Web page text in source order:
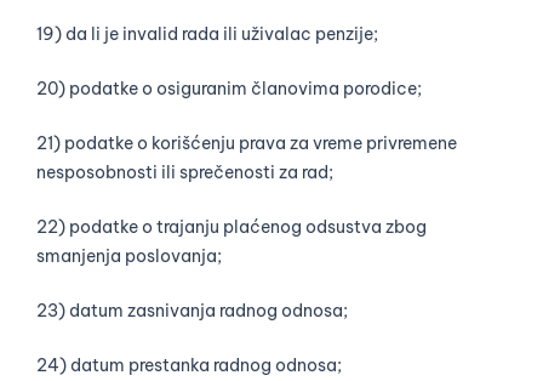
19) da li je invalid rada ili uživalac penzije;
20) podatke o osiguranim članovima porodice;
21) podatke o korišćenju prava za vreme privremene
nesposobnosti ili sprečenosti za rad;
22) podatke o trajanju plaćenog odsustva zbog
smanjenja poslovanja;
23) datum zasnivanja radnog odnosa;
24) datum prestanka radnog odnosa;